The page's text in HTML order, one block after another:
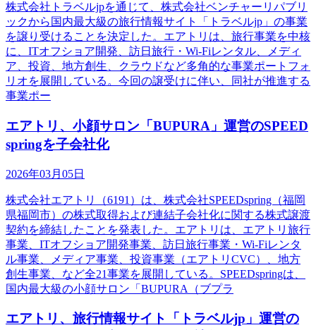
株式会社トラベルjpを通じて、株式会社ベンチャーリパブリ
ックから国内最大級の旅行情報サイト「トラベルjp」の事業
を譲り受けることを決定した。エアトリは、旅行事業を中核
に、ITオフショア開発、訪日旅行・Wi-Fiレンタル、メディ
ア、投資、地方創生、クラウドなど多角的な事業ポートフォ
リオを展開している。今回の譲受けに伴い、同社が推進する
事業ポー
エアトリ、小顔サロン「BUPURA」運営のSPEED
springを子会社化
2026年03月05日
株式会社エアトリ（6191）は、株式会社SPEEDspring（福岡
県福岡市）の株式取得および連結子会社化に関する株式譲渡
契約を締結したことを発表した。エアトリは、エアトリ旅行
事業、ITオフショア開発事業、訪日旅行事業・Wi-Fiレンタ
ル事業、メディア事業、投資事業（エアトリCVC）、地方
創生事業、など全21事業を展開している。SPEEDspringは、
国内最大級の小顔サロン「BUPURA（ブプラ
エアトリ、旅行情報サイト「トラベルjp」運営の